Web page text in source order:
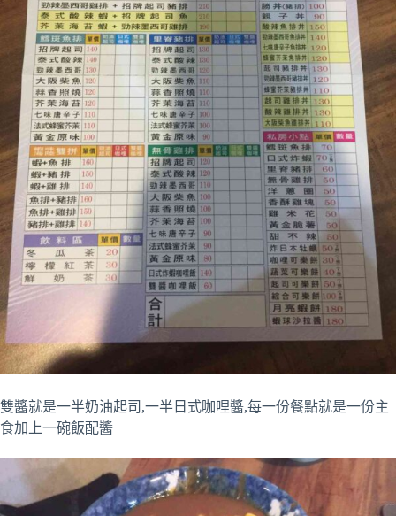
雙醬就是一半奶油起司,一半日式咖哩醬,每一份餐點就是一份主
食加上一碗飯配醬